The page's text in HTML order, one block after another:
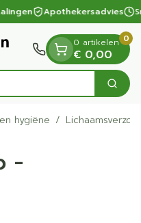
Apothekersadvies
Zoek
0 artikelen
€ 0,00
0
hygiëne /
-